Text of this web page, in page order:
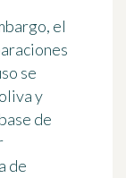
el
se
y
de
de